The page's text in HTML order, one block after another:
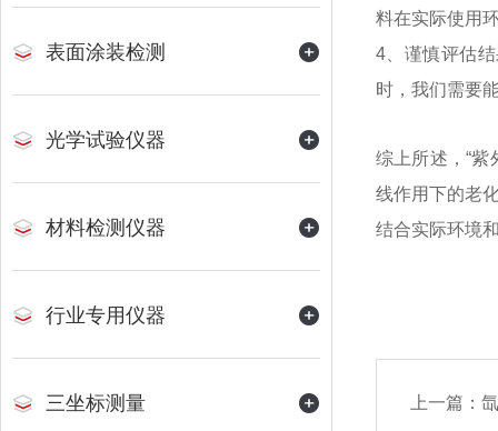
表面涂装检测
光学试验仪器
材料检测仪器
行业专用仪器
三坐标测量
料在实际使用
4、谨慎评估
时，我们需要
综上所述，“
线作用下的老
结合实际环境
上一篇：